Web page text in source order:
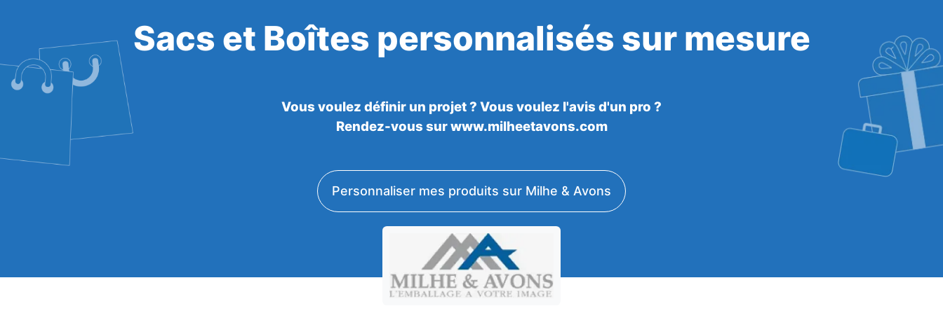
Sacs et Boîtes personnalisés sur mesure
Vous voulez définir un projet ? Vous voulez l'avis d'un pro ?
Rendez-vous sur www.milheetavons.com
Personnaliser mes produits sur Milhe & Avons